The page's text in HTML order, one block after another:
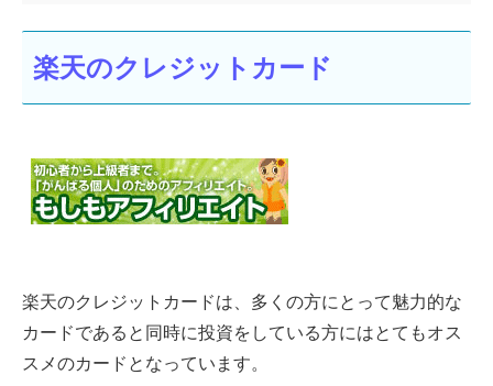
楽天のクレジットカード
楽天のクレジットカードは、多くの方にとって魅力的な
カードであると同時に投資をしている方にはとてもオス
スメのカードとなっています。